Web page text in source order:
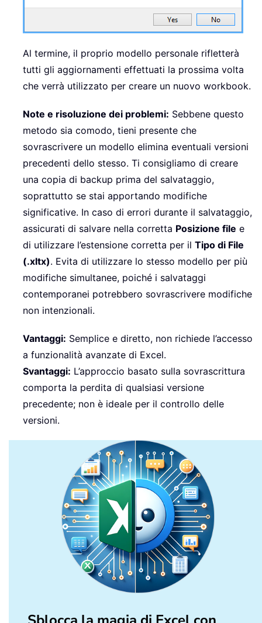
Al termine, il proprio modello personale rifletterà
tutti gli aggiornamenti effettuati la prossima volta
che verrà utilizzato per creare un nuovo workbook.
Note e risoluzione dei problemi: Sebbene questo
metodo sia comodo, tieni presente che
sovrascrivere un modello elimina eventuali versioni
precedenti dello stesso. Ti consigliamo di creare
una copia di backup prima del salvataggio,
soprattutto se stai apportando modifiche
significative. In caso di errori durante il salvataggio,
assicurati di salvare nella corretta Posizione file e
di utilizzare l’estensione corretta per il Tipo di File
(.xltx). Evita di utilizzare lo stesso modello per più
modifiche simultanee, poiché i salvataggi
contemporanei potrebbero sovrascrivere modifiche
non intenzionali.
Vantaggi: Semplice e diretto, non richiede l’accesso
a funzionalità avanzate di Excel.
Svantaggi: L’approccio basato sulla sovrascrittura
comporta la perdita di qualsiasi versione
precedente; non è ideale per il controllo delle
versioni.